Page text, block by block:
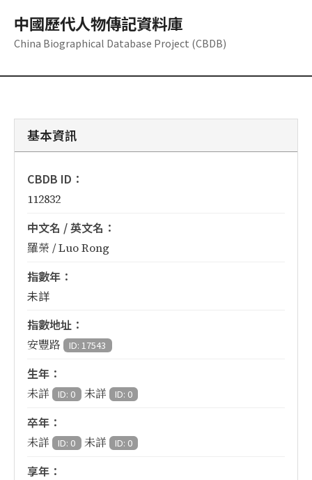
中國歷代人物傳記資料庫
China Biographical Database Project (CBDB)
基本資訊
CBDB ID：
112832
中文名 / 英文名：
羅榮 / Luo Rong
指數年：
未詳
指數地址：
安豐路 ID: 17543
生年：
未詳 ID: 0 未詳 ID: 0
卒年：
未詳 ID: 0 未詳 ID: 0
享年：